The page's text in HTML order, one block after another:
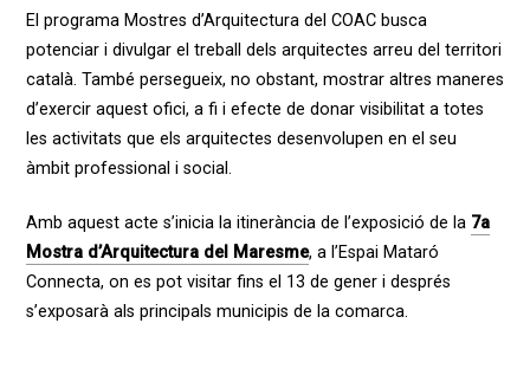
El programa Mostres d’Arquitectura del COAC busca
potenciar i divulgar el treball dels arquitectes arreu del territori
català. També persegueix, no obstant, mostrar altres maneres
d’exercir aquest ofici, a fi i efecte de donar visibilitat a totes
les activitats que els arquitectes desenvolupen en el seu
àmbit professional i social.
Amb aquest acte s’inicia la itinerància de l’exposició de la 7a
Mostra d’Arquitectura del Maresme, a l’Espai Mataró
Connecta, on es pot visitar fins el 13 de gener i després
s’exposarà als principals municipis de la comarca.